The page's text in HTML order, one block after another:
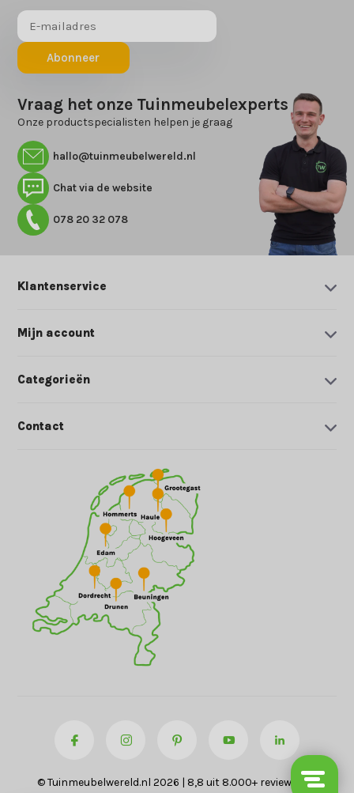
Abonneer
Vraag het onze Tuinmeubelexperts
Onze productspecialisten helpen je graag
hallo@tuinmeubelwereld.nl
Chat via de website
078 20 32 078
Klantenservice
Mijn account
Categorieën
Contact
© Tuinmeubelwereld.nl 2026 | 8,8 uit 8.000+ reviews